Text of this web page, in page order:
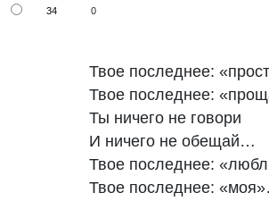
34 0
Твое последнее:
Твое последнее:
Ты ничего не говори
И ничего не обещай…
Твое последнее:
Твое последнее: